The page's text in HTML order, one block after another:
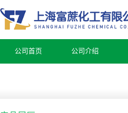
公司首页 公司介绍